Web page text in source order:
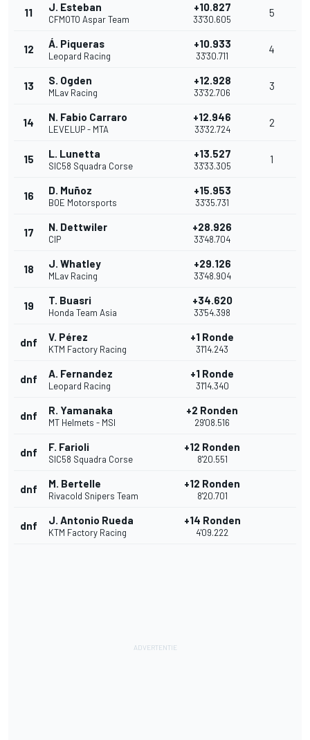
11 J. Esteban
CFMOTO Aspar Team
+10.827
33'30.605
5
12 Á. Piqueras
Leopard Racing
+10.933
33'30.711
4
13 S. Ogden
MLav Racing
+12.928
33'32.706
3
14 N. Fabio Carraro
LEVELUP - MTA
+12.946
33'32.724
2
15 L. Lunetta
SIC58 Squadra Corse
+13.527
33'33.305
1
16 D. Muñoz
BOE Motorsports
+15.953
33'35.731
17 N. Dettwiler
CIP
+28.926
33'48.704
18 J. Whatley
MLav Racing
+29.126
33'48.904
19 T. Buasri
Honda Team Asia
+34.620
33'54.398
dnf V. Pérez
KTM Factory Racing
+1 Ronde
31'14.243
dnf A. Fernandez
Leopard Racing
+1 Ronde
31'14.340
dnf R. Yamanaka
MT Helmets - MSI
+2 Ronden
29'08.516
dnf F. Farioli
SIC58 Squadra Corse
+12 Ronden
8'20.551
dnf M. Bertelle
Rivacold Snipers Team
+12 Ronden
8'20.701
dnf J. Antonio Rueda
KTM Factory Racing
+14 Ronden
4'09.222